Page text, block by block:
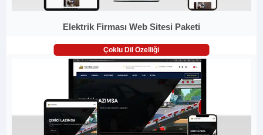
Elektrik Firması Web Sitesi Paketi
Çoklu Dil Özelliği